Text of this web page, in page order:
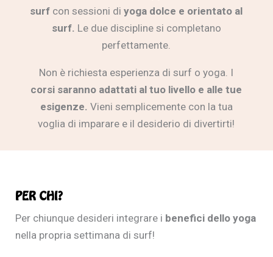
surf con sessioni diyoga dolce e orientato al
surf. Le due discipline si completano
perfettamente.
Non è richiesta esperienza di surf o yoga. I
corsi saranno adattati al tuo livello e alle tue
esigenze. Vieni semplicemente con la tua
voglia di imparare e il desiderio di divertirti!
PER CHI?
Per chiunque desideri integrare i benefici dello yoga
nella propria settimana di surf!